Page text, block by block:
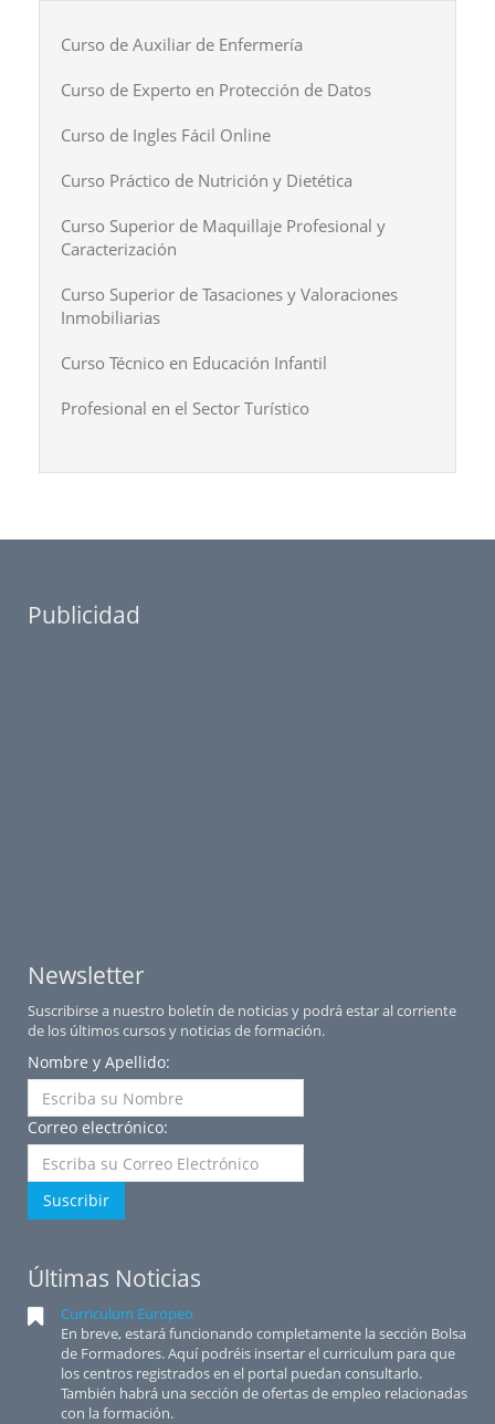
Curso de Auxiliar de Enfermería
Curso de Experto en Protección de Datos
Curso de Ingles Fácil Online
Curso Práctico de Nutrición y Dietética
Curso Superior de Maquillaje Profesional y
Caracterización
Curso Superior de Tasaciones y Valoraciones
Inmobiliarias
Curso Técnico en Educación Infantil
Profesional en el Sector Turístico
Publicidad
Newsletter
Suscribirse a nuestro boletín de noticias y podrá estar al corriente
de los últimos cursos y noticias de formación.
Nombre y Apellido:
Correo electrónico:
Suscribir
Últimas Noticias
Curriculum Europeo
En breve, estará funcionando completamente la sección Bolsa
de Formadores. Aquí podréis insertar el curriculum para que
los centros registrados en el portal puedan consultarlo.
También habrá una sección de ofertas de empleo relacionadas
con la formación.